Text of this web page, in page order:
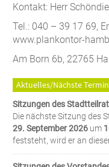
Kontakt: Herr
Tel.: 040 – 39 17 69,
www.plankontor-
Am Born 6b, 22765
Aktuelles/Nächste
Sitzungen des
Die nächste Sitzung des
29. September 2026 um
feststeht, wird er an